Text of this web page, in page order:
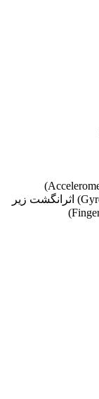
قطب‌نما (Compass) شتاب‌سنج (Accelerometer)
مجاورت (Proximity) ژیروسکوپ (Gyro) اثرانگشت زیر